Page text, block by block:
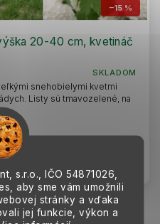
s.r.o., IČO 54871026,
aby sme vám umožnili
stránky a vďaka
jej funkcie, výkon a
–15 %
20-40 cm, kvetináč
SKLADOM
snehobielymi kvetmi
Listy sú tmavozelené, na